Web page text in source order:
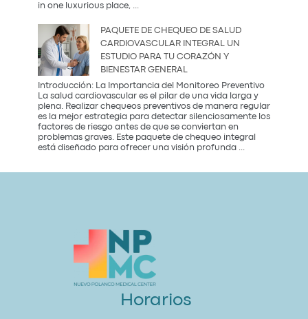
in one luxurious place,
Care
Mexico
City:
PAQUETE DE CHEQUEO DE SALUD
CARDIOVASCULAR INTEGRAL UN
ESTUDIO PARA TU CORAZÓN Y
BIENESTAR GENERAL
Introducción: La Importancia del Monitoreo Preventivo
La salud cardiovascular es el pilar de una vida larga y
plena. Realizar chequeos preventivos de manera regular
es la mejor estrategia para detectar silenciosamente los
factores de riesgo antes de que se conviertan en
problemas graves. Este paquete de chequeo integral
está diseñado para ofrecer una visión profunda ...
Horarios